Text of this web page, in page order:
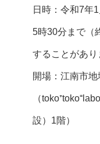
日時：令和7年
5時30分まで（
することがあり
開場：江南市
（
設）1階）